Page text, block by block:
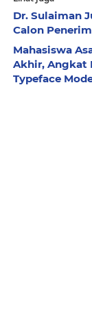
Dr. Sulaiman
Calon
Mahasiswa
Akhir, Angkat
Typeface